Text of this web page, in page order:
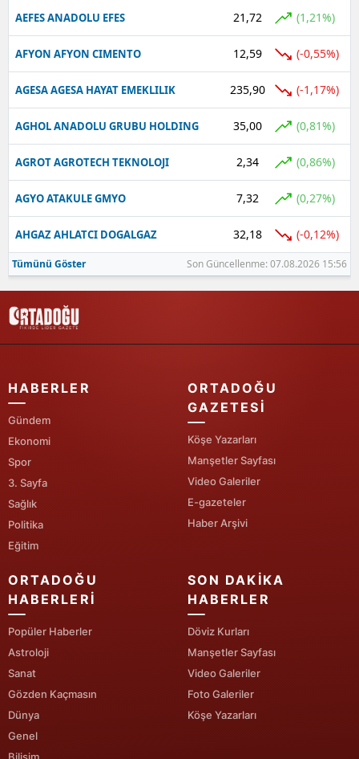
AEFES ANADOLU EFES 21,72 (1,21%)
AFYON AFYON CIMENTO 12,59 (-0,55%)
AGESA AGESA HAYAT EMEKLILIK 235,90 (-1,17%)
AGHOL ANADOLU GRUBU HOLDING 35,00 (0,81%)
AGROT AGROTECH TEKNOLOJI 2,34 (0,86%)
AGYO ATAKULE GMYO 7,32 (0,27%)
AHGAZ AHLATCI DOGALGAZ 32,18 (-0,12%)
Tümünü Göster Son Güncellenme: 07.08.2026 15:56
HABERLER
Gündem
Ekonomi
Spor
3. Sayfa
Sağlık
Politika
Eğitim
ORTADOĞU
GAZETESI
Köşe Yazarları
Manşetler Sayfası
Video Galeriler
E-gazeteler
Haber Arşivi
ORTADOĞU
HABERLERI
Popüler Haberler
Astroloji
Sanat
Gözden Kaçmasın
Dünya
Genel
SON DAKIKA
HABERLER
Döviz Kurları
Manşetler Sayfası
Video Galeriler
Foto Galeriler
Köşe Yazarları